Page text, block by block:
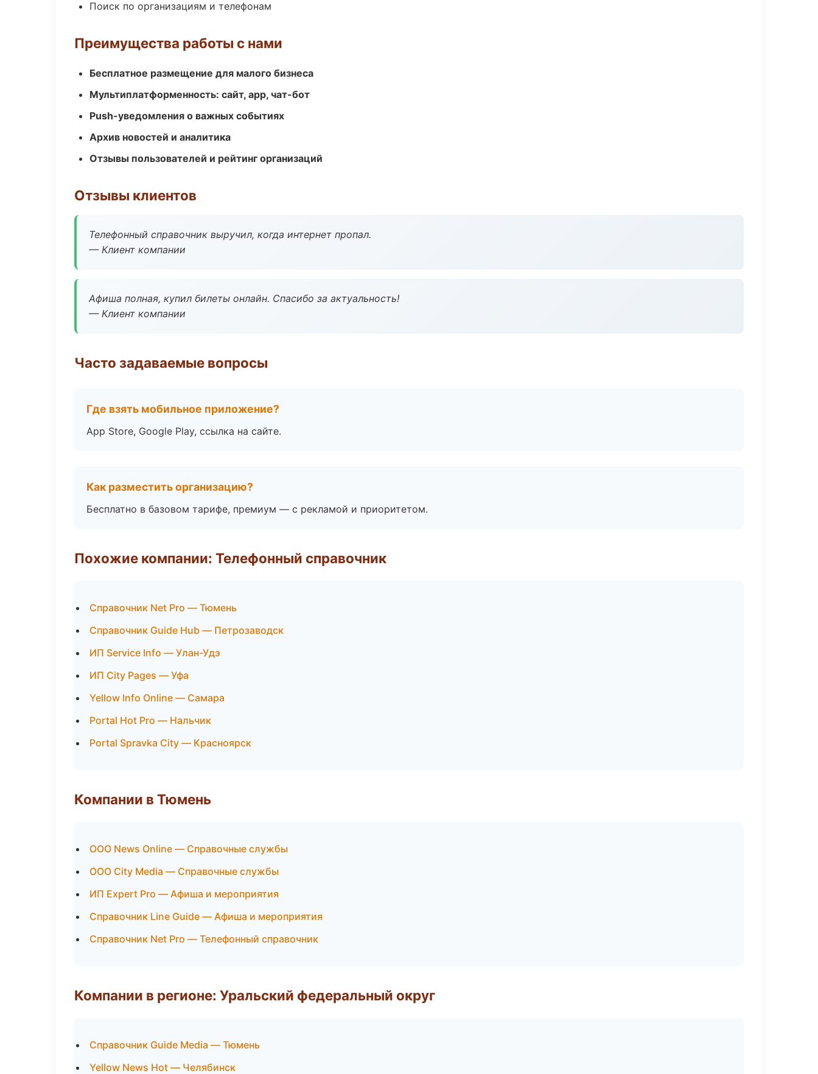
Поиск по организациям и телефонам
Преимущества работы с нами
Бесплатное размещение для малого бизнеса
Мультиплатформенность: сайт, app, чат-бот
Push-уведомления о важных событиях
Архив новостей и аналитика
Отзывы пользователей и рейтинг организаций
Отзывы клиентов
Телефонный справочник выручил, когда интернет пропал.
— Клиент компании
Афиша полная, купил билеты онлайн. Спасибо за актуальность!
— Клиент компании
Часто задаваемые вопросы
Где взять мобильное приложение?
App Store, Google Play, ссылка на сайте.
Как разместить организацию?
Бесплатно в базовом тарифе, премиум — с рекламой и приоритетом.
Похожие компании: Телефонный справочник
Справочник Net Pro — Тюмень
Справочник Guide Hub — Петрозаводск
ИП Service Info — Улан-Удэ
ИП City Pages — Уфа
Yellow Info Online — Самара
Portal Hot Pro — Нальчик
Portal Spravka City — Красноярск
Компании в Тюмень
ООО News Online — Справочные службы
ООО City Media — Справочные службы
ИП Expert Pro — Афиша и мероприятия
Справочник Line Guide — Афиша и мероприятия
Справочник Net Pro — Телефонный справочник
Компании в регионе: Уральский федеральный округ
Справочник Guide Media — Тюмень
Yellow News Hot — Челябинск